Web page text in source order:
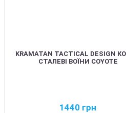
KRAMATAN TACTICAL DESIGN
СТАЛЕВІ ВОЇНИ COYOTE
1440 грн